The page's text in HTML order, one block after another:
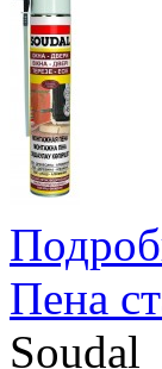
Пена
Soudal